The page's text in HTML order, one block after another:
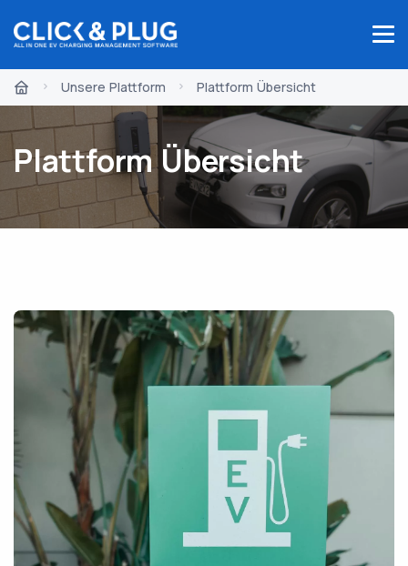
Unsere Plattform Plattform Übersicht
Plattform Übersicht